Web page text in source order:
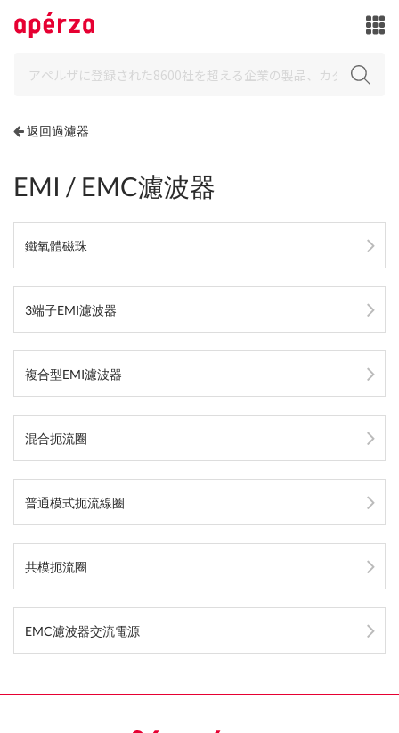
返回過濾器
EMI / EMC濾波器
鐵氧體磁珠
3端子EMI濾波器
複合型EMI濾波器
混合扼流圈
普通模式扼流線圈
共模扼流圈
EMC濾波器交流電源